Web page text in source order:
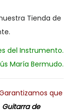
Tienda de
del Instrumento.
María Bermudo.
que
Guitarra de